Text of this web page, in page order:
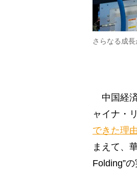
さらなる成
中国経
ャイナ・
できた理
まえて、
Folding”